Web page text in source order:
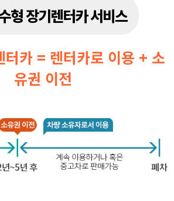
형 장기렌터카 서비스
터카 = 렌터카로 이용 + 소
유권 이전